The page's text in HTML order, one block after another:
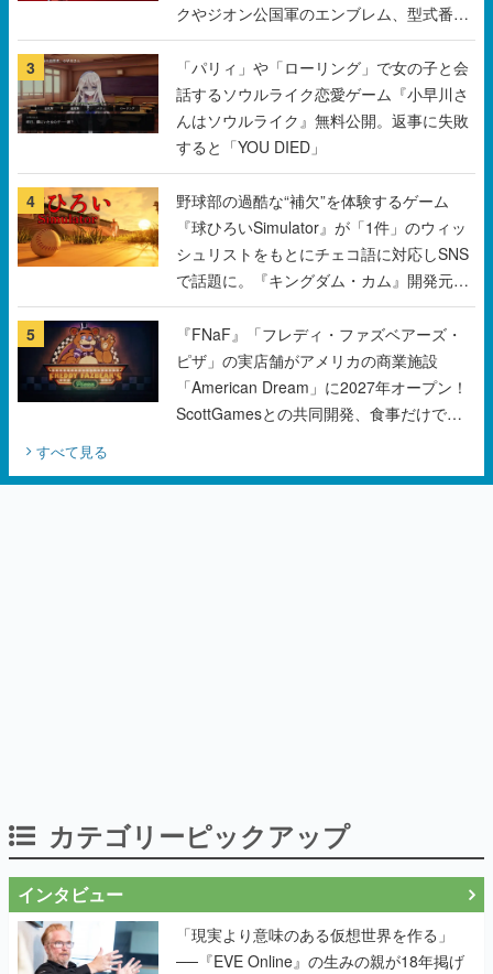
話するソウルライク恋愛ゲーム『小早川さ
んはソウルライク』無料公開。返事に失敗
すると「YOU DIED」
4
野球部の過酷な“補欠”を体験するゲーム
『球ひろいSimulator』が「1件」のウィッ
シュリストをもとにチェコ語に対応しSNS
で話題に。『キングダム・カム』開発元や
チェコのプロ野球選手から称賛の声
5
『FNaF』「フレディ・ファズベアーズ・
ピザ」の実店舗がアメリカの商業施設
「American Dream」に2027年オープン！
ScottGamesとの共同開発、食事だけでな
くステージショーや没入型のホラー体験も
楽しめる
すべて見る
「現実より意味のある仮想世界を作る」
──『EVE Online』の生みの親が18年掲げ
く本気だった